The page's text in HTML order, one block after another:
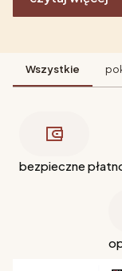
Wszystkie
bezpieczne